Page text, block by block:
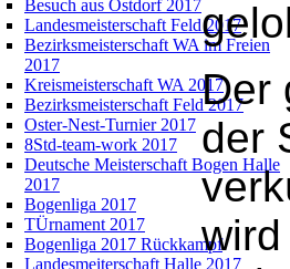
Besuch aus Ostdorf 2017
Landesmeisterschaft Feld 2017
Bezirksmeisterschaft WA im Freien
2017
Kreismeisterschaft WA 2017
Bezirksmeisterschaft Feld 2017
Oster-Nest-Turnier 2017
8Std-team-work 2017
Deutsche Meisterschaft Bogen Halle
2017
Bogenliga 2017
TÜrnament 2017
Bogenliga 2017 Rückkampf
Landesmeiterschaft Halle 2017
Der
der